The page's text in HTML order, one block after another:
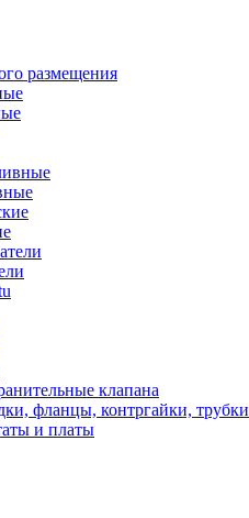
размещения
клапана
фланцы, контргайки, трубки
и платы